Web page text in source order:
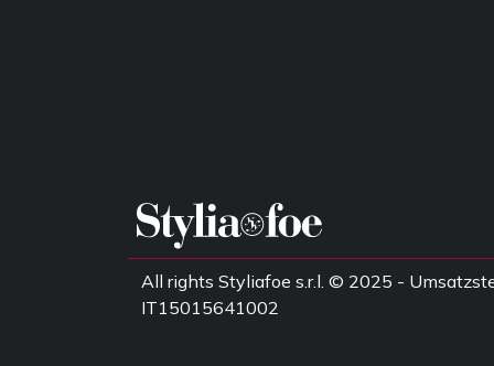
All rights Styliafoe s.r.l. © 2025 -
IT15015641002